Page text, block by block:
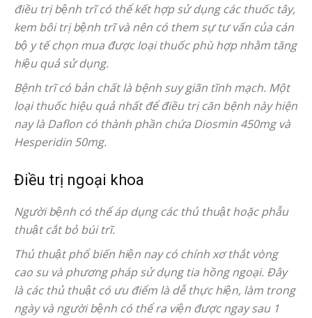
điều trị bệnh trĩ có thể kết hợp sử dụng các thuốc tây,
kem bôi trị bệnh trĩ và nên có them sự tư vấn của cán
bộ y tế chọn mua được loại thuốc phù hợp nhằm tăng
hiệu quả sử dụng.
Bệnh trĩ có bản chất là bệnh suy giãn tĩnh mạch. Một
loại thuốc hiệu quả nhất để điều trị căn bệnh này hiện
nay là Daflon có thành phần chứa Diosmin 450mg và
Hesperidin 50mg.
Điều trị ngoại khoa
Người bệnh có thể áp dụng các thủ thuật hoặc phẫu
thuật cắt bỏ búi trĩ.
Thủ thuật phổ biến hiện nay có chính xơ thắt vòng
cao su và phương pháp sử dụng tia hồng ngoại. Đây
là các thủ thuật có ưu điểm là dễ thực hiện, làm trong
ngày và người bệnh có thể ra viện được ngay sau 1